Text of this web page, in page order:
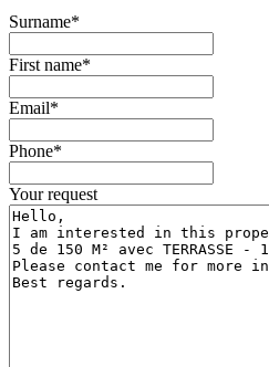
Surname*
First name*
Email*
Phone*
Your request